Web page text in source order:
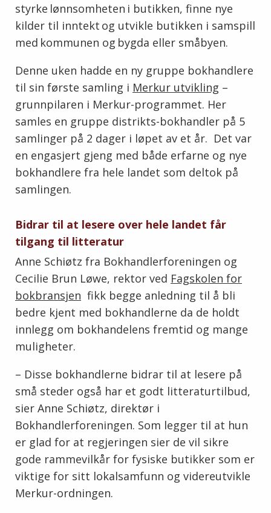
styrke lønnsomheten i butikken, finne nye
kilder til inntekt og utvikle butikken i samspill
med kommunen og bygda eller småbyen.
Denne uken hadde en ny gruppe bokhandlere
til sin første samling i Merkur utvikling –
grunnpilaren i Merkur-programmet. Her
samles en gruppe distrikts-bokhandler på 5
samlinger på 2 dager i løpet av et år. Det var
en engasjert gjeng med både erfarne og nye
bokhandlere fra hele landet som deltok på
samlingen.
Bidrar til at lesere over hele landet får
tilgang til litteratur
Anne Schiøtz fra Bokhandlerforeningen og
Cecilie Brun Løwe, rektor ved Fagskolen for
bokbransjen fikk begge anledning til å bli
bedre kjent med bokhandlerne da de holdt
innlegg om bokhandelens fremtid og mange
muligheter.
– Disse bokhandlerne bidrar til at lesere på
små steder også har et godt litteraturtilbud,
sier Anne Schiøtz, direktør i
Bokhandlerforeningen. Som legger til at hun
er glad for at regjeringen sier de vil sikre
gode rammevilkår for fysiske butikker som er
viktige for sitt lokalsamfunn og videreutvikle
Merkur-ordningen.